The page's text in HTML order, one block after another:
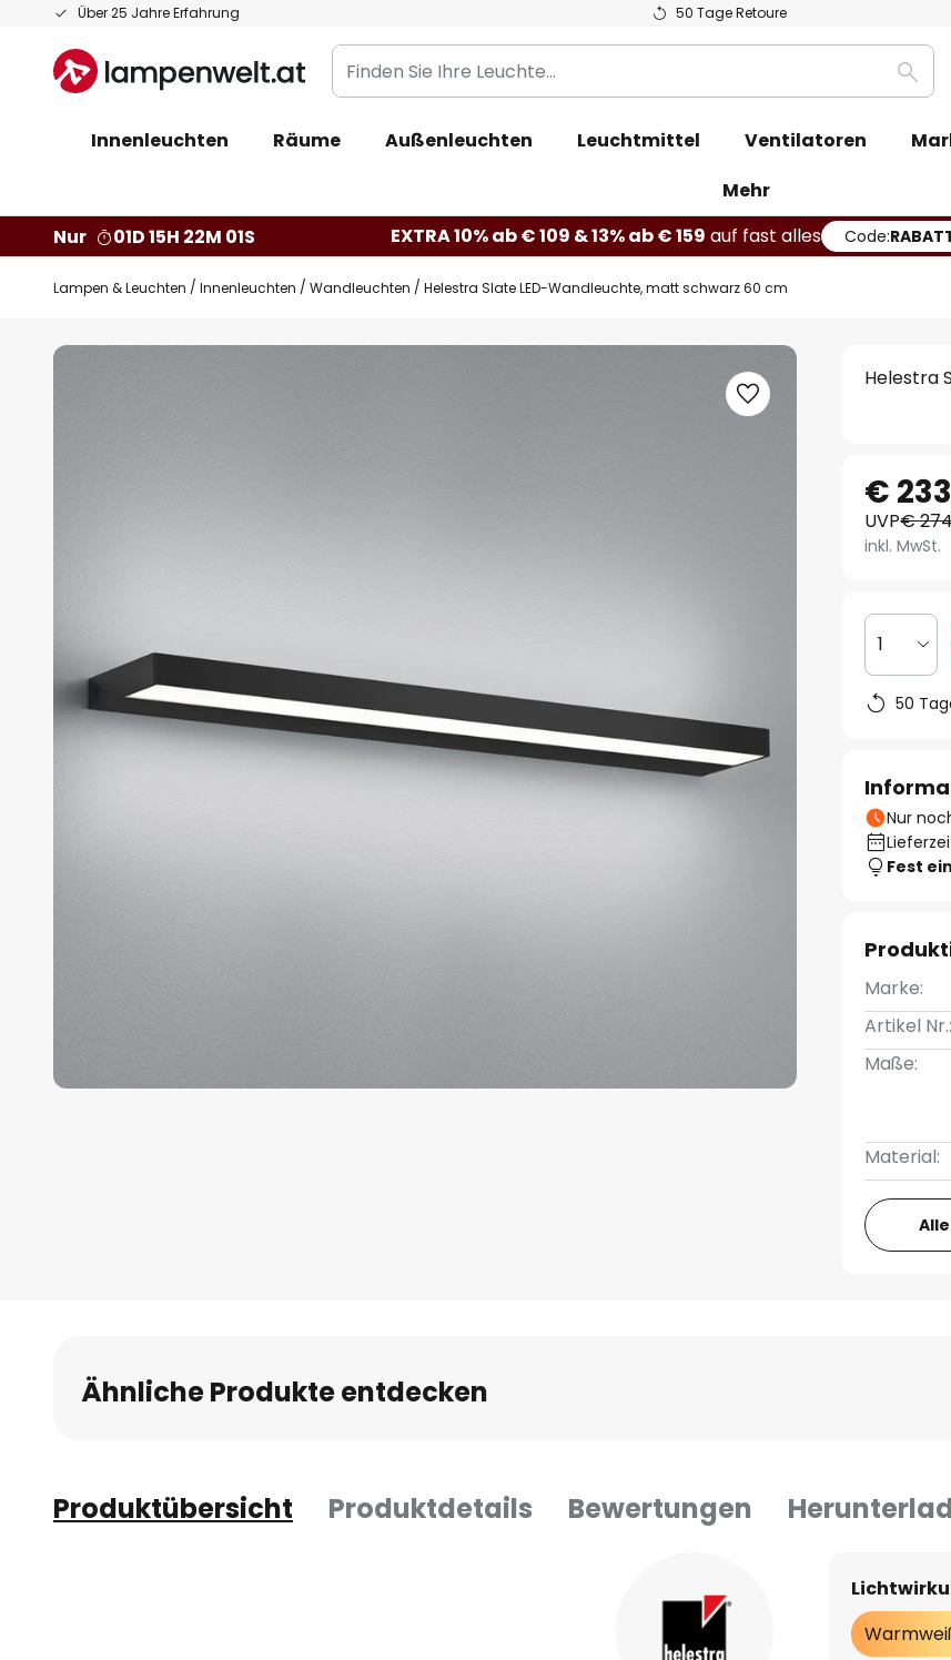
Über 25 Jahre Erfahrung 50 Tage Retoure
Zum
springen
Finden
Sie
Leuchte...
Suche
Innenleuchten Räume Außenleuchten Leuchtmittel Ventilatoren
Mehr
Nur
01D 15H 22M 00S EXTRA 10% ab € 109 & 13% ab € 159 auf fast alles Code:
Lampen & Leuchten Innenleuchten Wandleuchten Helestra Slate LED-Wandleuchte, matt schwarz 60 cm
Zum
Bildgalerie
Helestra
€
UVP€
inkl. MwSt.
1
50
Nur
Fest
Marke:
Artikel Nr.:
Maße:
Material:
Ähnliche Produkte entdecken
Produktübersicht Produktdetails Bewertungen